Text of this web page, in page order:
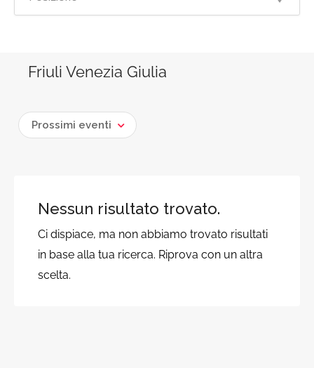
Friuli Venezia Giulia
Prossimi eventi
Nessun risultato trovato.
Ci dispiace, ma non abbiamo trovato risultati
in base alla tua ricerca. Riprova con un altra
scelta.